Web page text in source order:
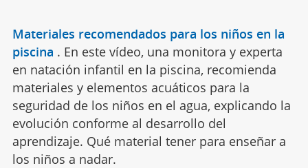
Materiales recomendados para los niños en la
piscina . En este vídeo, una monitora y experta
en natación infantil en la piscina, recomienda
materiales y elementos acuáticos para la
seguridad de los niños en el agua, explicando la
evolución conforme al desarrollo del
aprendizaje. Qué material tener para enseñar a
los niños a nadar.